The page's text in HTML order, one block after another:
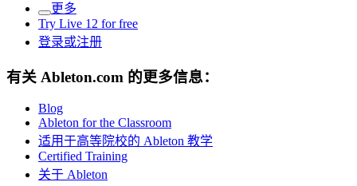
更多
Try Live 12 for free
登录或注册
有关 Ableton.com 的更多信息：
Blog
Ableton for the Classroom
适用于高等院校的 Ableton 教学
Certified Training
关于 Ableton